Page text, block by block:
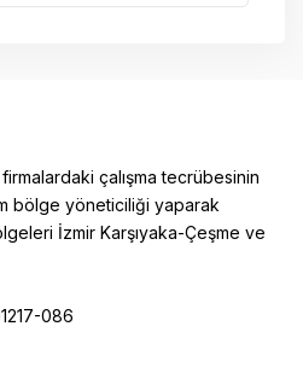
firmalardaki çalışma tecrübesinin
bölge yöneticiliği yaparak
İzmir Karşıyaka-Çeşme ve
086